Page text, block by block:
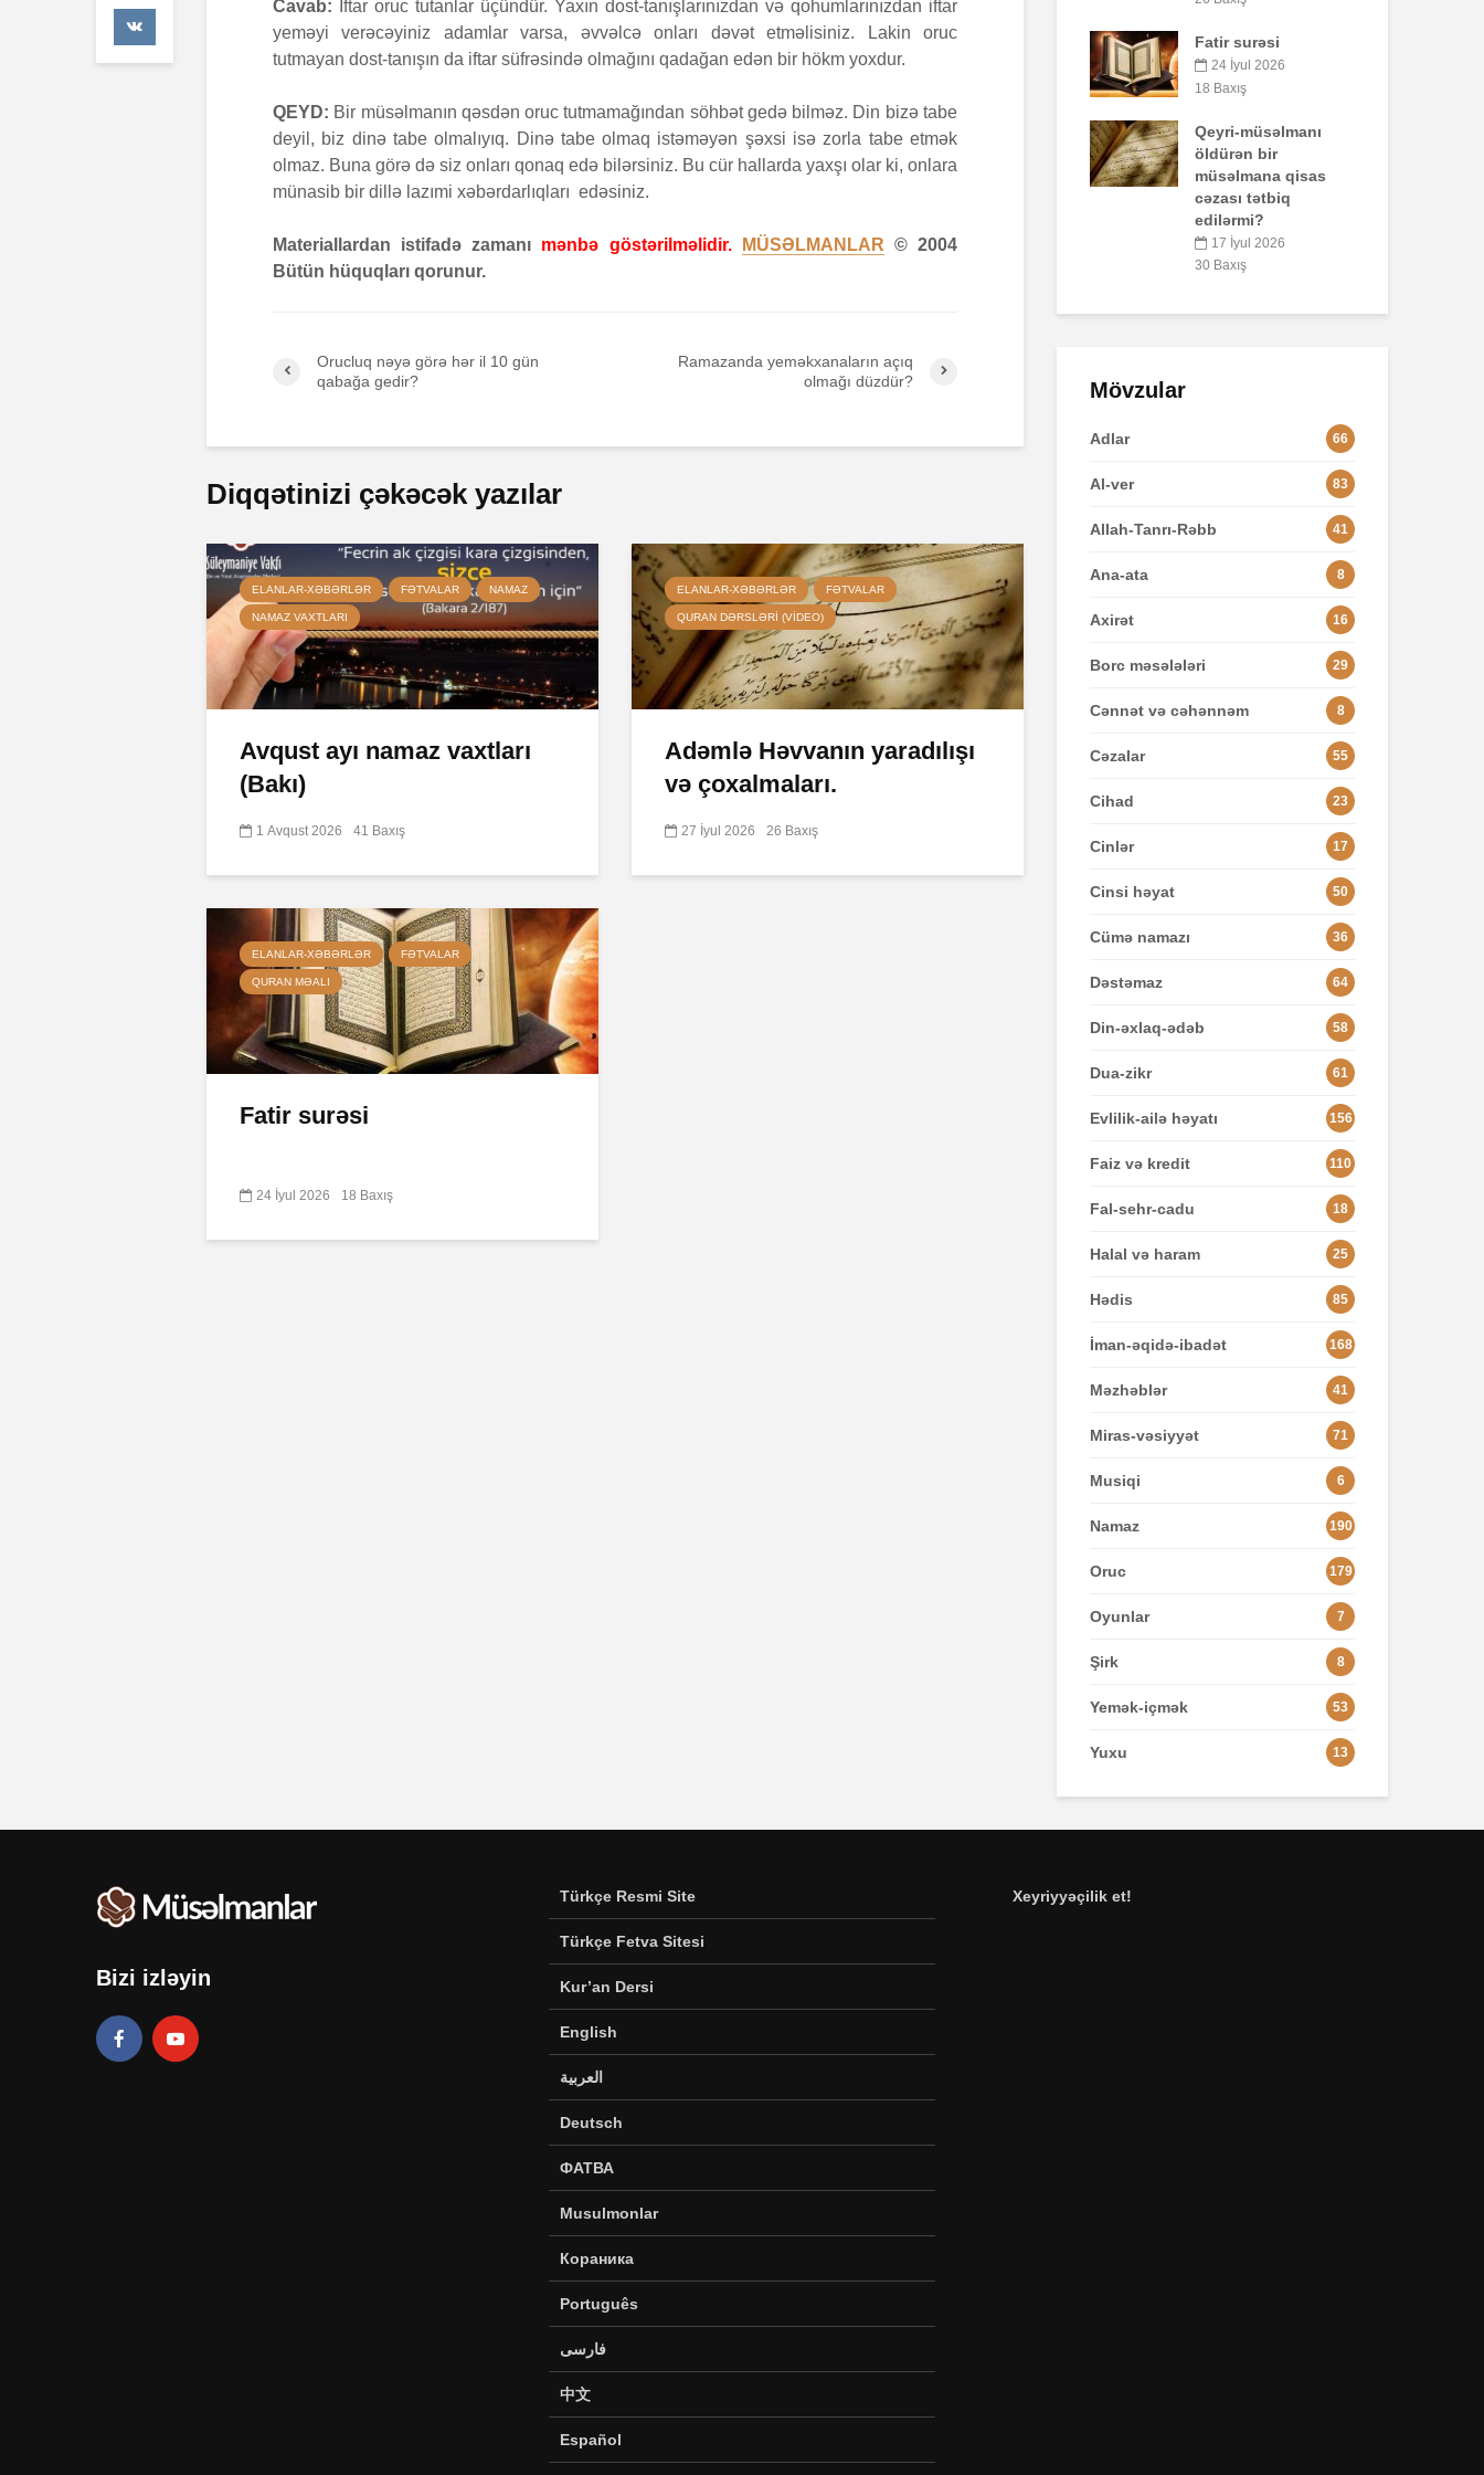
Cavab: İftar oruc tutanlar üçündür. Yaxın dost-tanışlarınızdan və qohumlarınızdan iftar
yeməyi verəcəyiniz adamlar varsa, əvvəlcə onları dəvət etməlisiniz. Lakin oruc
tutmayan dost-tanışın da iftar süfrəsində olmağını qadağan edən bir hökm yoxdur.
QEYD: Bir müsəlmanın qəsdən oruc tutmamağından söhbət gedə bilməz. Din bizə tabe
deyil, biz dinə tabe olmalıyıq. Dinə tabe olmaq istəməyən şəxsi isə zorla tabe etmək
olmaz. Buna görə də siz onları qonaq edə bilərsiniz. Bu cür hallarda yaxşı olar ki, onlara
münasib bir dillə lazımi xəbərdarlıqları edəsiniz.
Materiallardan istifadə zamanı mənbə göstərilməlidir. MÜSƏLMANLAR © 2004
Bütün hüquqları qorunur.
Orucluq nəyə görə hər il 10 gün
qabağa gedir?
Ramazanda yeməkxanaların açıq
olmağı düzdür?
Diqqətinizi çəkəcək yazılar
ELANLAR-XƏBƏRLƏR FƏTVALAR NAMAZ
NAMAZ VAXTLARI
Avqust ayı namaz vaxtları
(Bakı)
1 Avqust 2026 41 Baxış
ELANLAR-XƏBƏRLƏR FƏTVALAR
QURAN DƏRSLƏRI (VIDEO)
Adəmlə Həvvanın yaradılışı
və çoxalmaları.
27 İyul 2026 26 Baxış
ELANLAR-XƏBƏRLƏR FƏTVALAR
QURAN MƏALI
Fatir surəsi
24 İyul 2026 18 Baxış
Əhzab surəsi
67 Baxış
Bir işə, şirkətə pul
qoyub qazancından
olmazmı?
5 İyun 2026
84 Baxış
Fatir surəsi
Qeyri-müsəlmanı
müsəlmana qisas
17 İyul 2026
Əhzab surəsi
26 İyun 2026
Mövzular
Adlar 66
Al-ver 83
Allah-Tanrı-Rəbb 41
Ana-ata 8
Axirət 16
Borc məsələləri 29
Cənnət və cəhənnəm 8
Cəzalar 55
Cihad 23
Cinlər 17
Cinsi həyat 50
Cümə namazı 36
Dəstəmaz 64
Din-əxlaq-ədəb 58
Dua-zikr 61
Evlilik-ailə həyatı 156
Faiz və kredit 110
Fal-sehr-cadu 18
Halal və haram 25
Hədis 85
İman-əqidə-ibadət 168
Məzhəblər 41
Miras-vəsiyyət 71
Musiqi 6
Namaz 190
Oruc 179
Oyunlar 7
Şirk 8
Yemək-içmək 53
Yuxu 13
Bizi izləyin
Türkçe Resmi Site
Türkçe Fetva Sitesi
Kur’an Dersi
English
العربية
Deutsch
ФАТВА
Musulmonlar
Кораника
Português
فارسی
中文
Español
Xeyriyyəçilik et!